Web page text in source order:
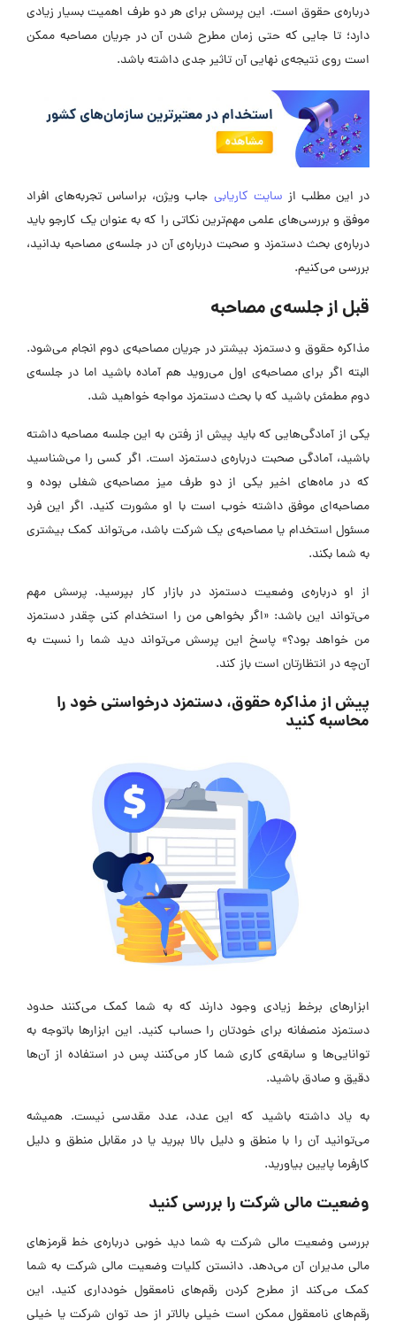
درباره‌ی حقوق است. این پرسش برای هر دو طرف اهمیت بسیار زیادی
دارد؛ تا جایی که حتی زمان مطرح شدن آن در جریان مصاحبه ممکن
است روی نتیجه‌ی نهایی آن تاثیر جدی داشته باشد.
در این مطلب از سایت کاریابی جاب ویژن، براساس تجربه‌های افراد
موفق و بررسی‌های علمی مهم‌ترین نکاتی را که به عنوان یک کارجو باید
درباره‌ی بحث دستمزد و صحبت درباره‌ی آن در جلسه‌ی مصاحبه بدانید،
بررسی می‌کنیم.
قبل از جلسه‌ی مصاحبه
مذاکره حقوق و دستمزد بیشتر در جریان مصاحبه‌ی دوم انجام می‌شود.
البته اگر برای مصاحبه‌ی اول می‌روید هم آماده باشید اما در جلسه‌ی
دوم مطمئن باشید که با بحث دستمزد مواجه خواهید شد.
یکی از آمادگی‌هایی که باید پیش از رفتن به این جلسه مصاحبه داشته
باشید، آمادگی صحبت درباره‌ی دستمزد است. اگر کسی را می‌شناسید
که در ماه‌های اخیر یکی از دو طرف میز مصاحبه‌ی شغلی بوده و
مصاحبه‌ای موفق داشته خوب است با او مشورت کنید. اگر این فرد
مسئول استخدام یا مصاحبه‌ی یک شرکت باشد، می‌تواند کمک بیشتری
به شما بکند.
از او درباره‌ی وضعیت دستمزد در بازار کار بپرسید. پرسش مهم
می‌تواند این باشد: «اگر بخواهی من را استخدام کنی چقدر دستمزد
من خواهد بود؟» پاسخ این پرسش می‌تواند دید شما را نسبت به
آن‌چه در انتظارتان است باز کند.
پیش از مذاکره حقوق، دستمزد درخواستی خود را
محاسبه کنید
ابزارهای برخط زیادی وجود دارند که به شما کمک می‌کنند حدود
دستمزد منصفانه برای خودتان را حساب کنید. این ابزارها باتوجه به
توانایی‌ها و سابقه‌ی کاری شما کار می‌کنند پس در استفاده از آن‌ها
دقیق و صادق باشید.
به یاد داشته باشید که این عدد، عدد مقدسی نیست. همیشه
می‌توانید آن را با منطق و دلیل بالا ببرید یا در مقابل منطق و دلیل
کارفرما پایین بیاورید.
وضعیت مالی شرکت را بررسی کنید
بررسی وضعیت مالی شرکت به شما دید خوبی درباره‌ی خط قرمزهای
مالی مدیران آن می‌دهد. دانستن کلیات وضعیت مالی شرکت به شما
کمک می‌کند از مطرح کردن رقم‌های نامعقول خودداری کنید. این
رقم‌های نامعقول ممکن است خیلی بالاتر از حد توان شرکت یا خیلی